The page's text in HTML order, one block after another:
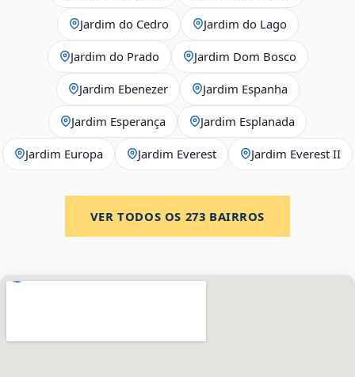
Jardim do Cedro Jardim do Lago
Jardim do Prado Jardim Dom Bosco
Jardim Ebenezer Jardim Espanha
Jardim Esperança Jardim Esplanada
Jardim Europa Jardim Everest Jardim Everest II
VER TODOS OS 273 BAIRROS